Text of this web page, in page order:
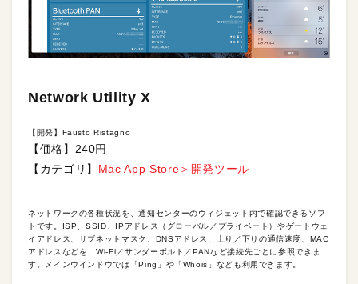
Network Utility X
【開発】Fausto Ristagno
【価格】240円
【カテゴリ】 Mac App Store＞開発ツール
ネットワークの各種状況を、通知センターのウィジェット内で確認できるソフ
トです。ISP、SSID、IPアドレス（グローバル／プライベート）やゲートウェ
イアドレス、サブネットマスク、DNSアドレス、上り／下りの通信速度、MAC
アドレスなどを、Wi-Fi／サンダーボルト／PANなど接続先ごとに参照できま
す。メインウインドウでは「Ping」や「Whois」なども利用できます。